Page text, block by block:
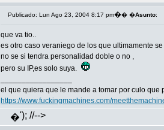
Publicado: Lun Ago 23, 2004 8:17 pm�� �Asunto:
que va tio..
es otro caso veraniego de los que ultimamente
no se si tendra personalidad doble o no ,
pero su IP,es solo suya.
el que quiera que le mande a tomar por culo que
https://www.fuckingmachines.com/
�'); //-->